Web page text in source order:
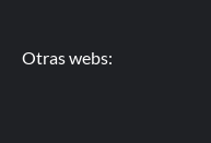
Otras webs: